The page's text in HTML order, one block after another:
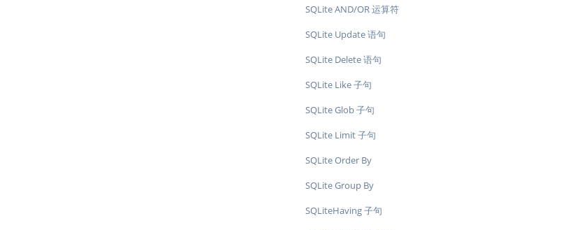
SQLite AND/OR 运算符
SQLite Update 语句
SQLite Delete 语句
SQLite Like 子句
SQLite Glob 子句
SQLite Limit 子句
SQLite Order By
SQLite Group By
SQLiteHaving 子句